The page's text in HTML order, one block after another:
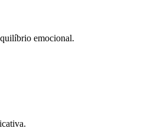
emocional.